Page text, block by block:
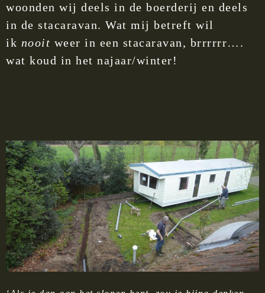
woonden wij deels in de boerderij en deels
in de stacaravan. Wat mij betreft wil
ik nooit weer in een stacaravan, brrrrrr….
wat koud in het najaar/winter!